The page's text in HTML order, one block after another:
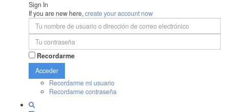
Sign In
If you are new here,create your account now
Recordarme
Acceder
Recordarme mi usuario
Recordarme contraseña